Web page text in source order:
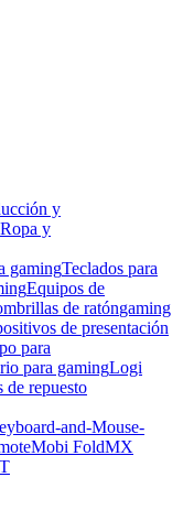
y
Ropa y
gamingTeclados para
Equipos de
de ratóngaming
de presentación
para
para gamingLogi
de repuesto
and-Mouse-
Mobi FoldMX